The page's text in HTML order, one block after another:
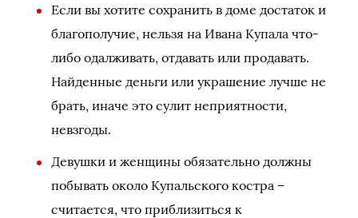
Если вы хотите сохранить в доме достаток и
благополучие, нельзя на Ивана Купала что-
либо одалживать, отдавать или продавать.
Найденные деньги или украшение лучше не
брать, иначе это сулит неприятности,
невзгоды.
Девушки и женщины обязательно должны
побывать около Купальского костра –
считается, что приблизиться к